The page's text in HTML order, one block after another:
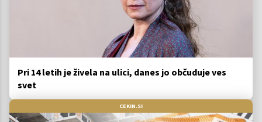
Pri 14 letih je živela na ulici, danes jo občuduje ves
svet
CEKIN.SI